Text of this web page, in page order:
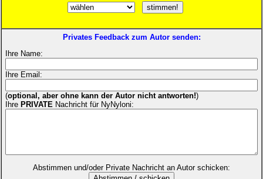
Privates Feedback zum Autor senden:
Ihre Name:
Ihre Email:
(optional, aber ohne kann der Autor nicht antworten!)
Ihre PRIVATE Nachricht für NyNyloni:
Abstimmen und/oder Private Nachricht an Autor schicken: